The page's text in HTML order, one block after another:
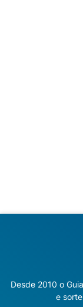
Desde 2010 o
e